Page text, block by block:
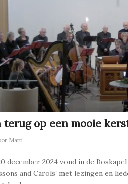
terug op een mooie
Matti
december 2024 vond in de
and Carols’ met lezingen en